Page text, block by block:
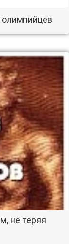
не теряя